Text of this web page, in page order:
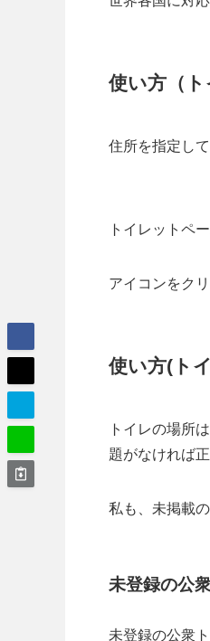
使い方（ト
住所を指定し
トイレットペ
アイコンをク
使い方(ト
トイレの場所
題がなければ
私も、未掲載
未登録の公
未登録の公衆